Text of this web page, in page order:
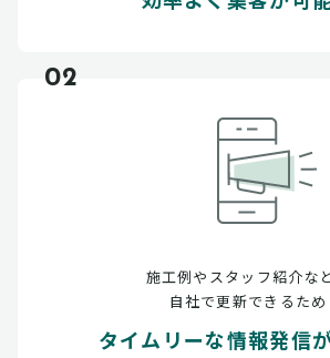
02
施工例やスタッフ紹介など
自社で更新できるため
タイムリーな情報発信